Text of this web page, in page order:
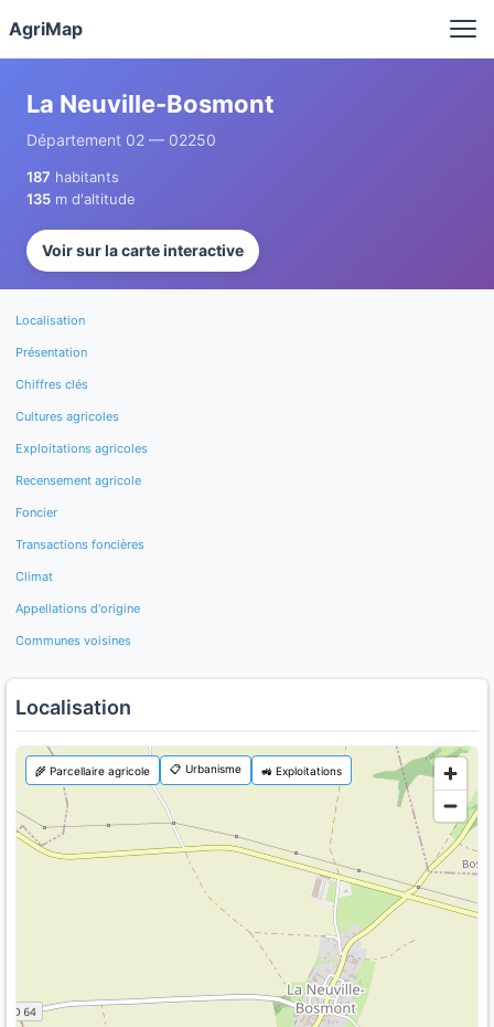
AgriMap
La Neuville-Bosmont
Département 02 — 02250
187 habitants
135 m d'altitude
Voir sur la carte interactive
Localisation
Présentation
Chiffres clés
Cultures agricoles
Exploitations agricoles
Recensement agricole
Foncier
Transactions foncières
Climat
Appellations d'origine
Communes voisines
Localisation
🌾 Parcellaire agricole 📋 Urbanisme 🚜 Exploitations